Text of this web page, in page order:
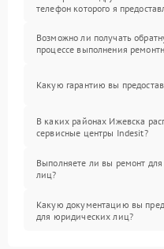
телефон которого я
Возможно ли получать
процессе выполнения
Какую гарантию вы
В каких районах Ижевска
сервисные центры Indesit?
Выполняете ли вы ремонт
лиц?
Какую документацию вы
для юридических лиц?